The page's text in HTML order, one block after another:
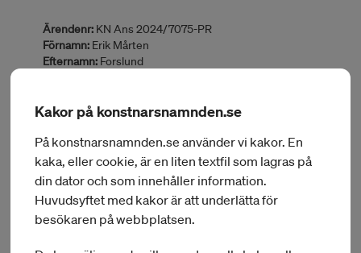
Ärendenr: KN Ans 2024/7075-PR
Förnamn: Erik Mårten
Efternamn: Forslund
Projektnamn:Mazeppa Revisited – (förstudie)
60 000 kr
Ärendenr:
KN Ans 2024/6960-PR
Lilja
Kakor på konstnarsnamnden.se
På konstnarsnamnden.se använder vi kakor. En
kaka, eller cookie, är en liten textfil som lagras på
din dator och som innehåller information.
Huvudsyftet med kakor är att underlätta för
besökaren på webbplatsen.